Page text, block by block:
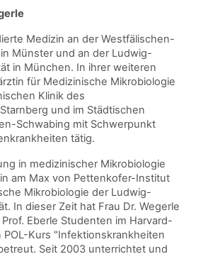
Medizin an der Westfälischen-
Münster und an der Ludwig-
in München. In ihrer weiteren
für Medizinische Mikrobiologie
Klinik des
und im Städtischen
Schwabing mit Schwerpunkt
tätig.
in medizinischer Mikrobiologie
am Max von Pettenkofer-Institut
Mikrobiologie der Ludwig-
In dieser Zeit hat Frau Dr. Wegerle
Eberle Studenten im Harvard-
POL-Kurs "Infektionskrankheiten
Seit 2003 unterrichtet und